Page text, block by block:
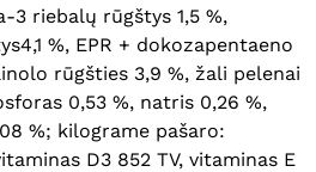
Eiti Į Parduotuvę
3 riebalų rūgštys 1,5 %,
%, EPR + dokozapentaeno
rūgšties 3,9 %, žali pelenai
0,53 %, natris 0,26 %,
%; kilograme pašaro:
D3 852 TV, vitaminas E